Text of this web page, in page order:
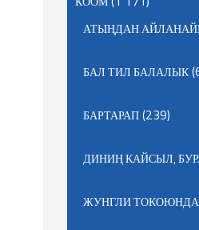
АТЫҢДАН
БАЛ ТИЛ БАЛАЛЫК
БАРТАРАП(239)
ДИНИҢ КАЙСЫЛ,
ЖУНГЛИ ТОКОЮНДА